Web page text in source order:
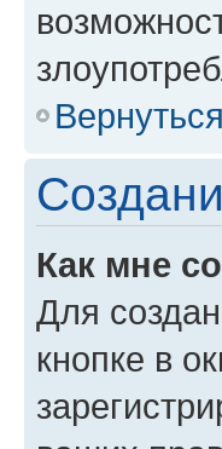
Как мне
Для
кнопке в